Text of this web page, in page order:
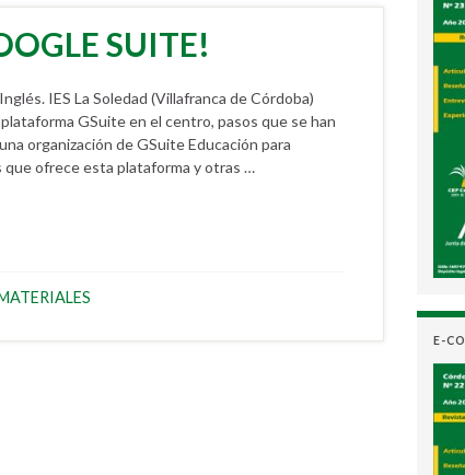
SUITE!
IES La Soledad (Villafranca de Córdoba)
GSuite en el centro, pasos que se han
organización de GSuite Educación para
que ofrece esta plataforma y otras …
E-